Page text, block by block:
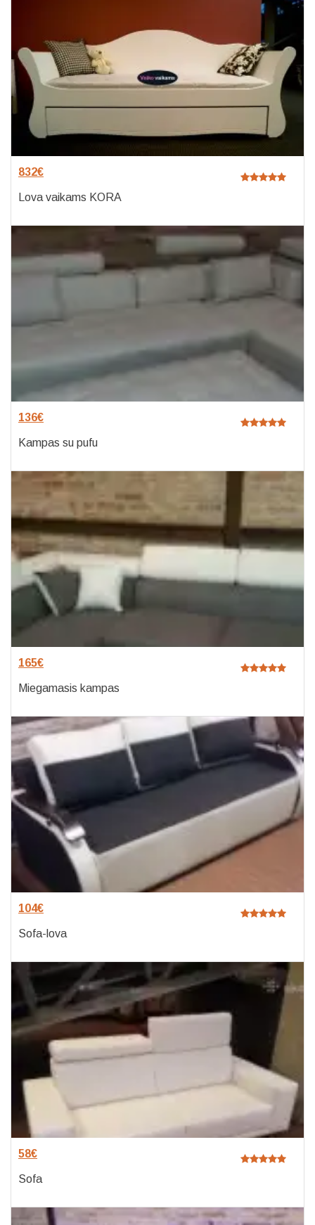
832€
Lova vaikams KORA
136€
Kampas su pufu
165€
Miegamasis kampas
104€
Sofa-lova
58€
Sofa